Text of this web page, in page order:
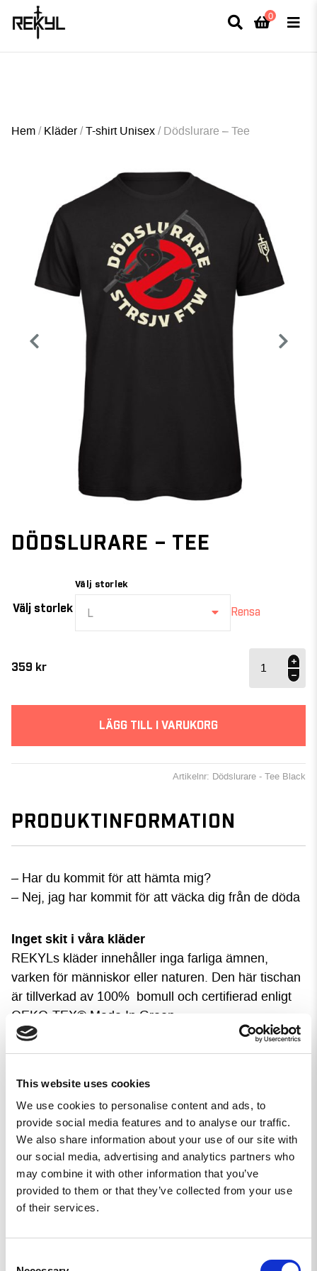
This website uses cookies
We use cookies to personalise content and ads, to
provide social media features and to analyse our traffic.
We also share information about your use of our site with
our social media, advertising and analytics partners who
may combine it with other information that you’ve
provided to them or that they’ve collected from your use
of their services.
FULLT TRYCK I LEDNINGAR- MEDFÖR LÄNGRE LEVERANSTID - FRI FRAKT
0
Hem/ Kläder/T-shirt Unisex/Dödslurare – Tee
DÖDSLURARE – TEE
Välj storlek
Välj storlek
L Rensa
359 kr
Dödslurare
- Tee
LÄGG TILL I VARUKORG
Artikelnr: Dödslurare - Tee Black
PRODUKTINFORMATION
– Har du kommit för att hämta mig?
– Nej, jag har kommit för att väcka dig från de döda
Inget skit i våra kläder
REKYLs kläder innehåller inga farliga ämnen,
varken för människor eller naturen. Den här tischan
är tillverkad av 100% bomull och certifierad enligt
OEKO-TEX® Made In Green.
Premium-tischa tillverkad av grymt skön bomull.
T-shirten har en ledig passform.
storlek, måtten finner du längre ner på sidan.
Storlekar
Tillgängliga storlekar för detta plagg kan du se i
“storleksväljaren”. Är du minsta osäker på storlek, ta
fram tumstocken och mät istället för att gissa.